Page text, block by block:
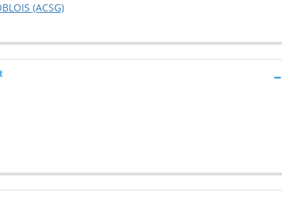
(ACSG)